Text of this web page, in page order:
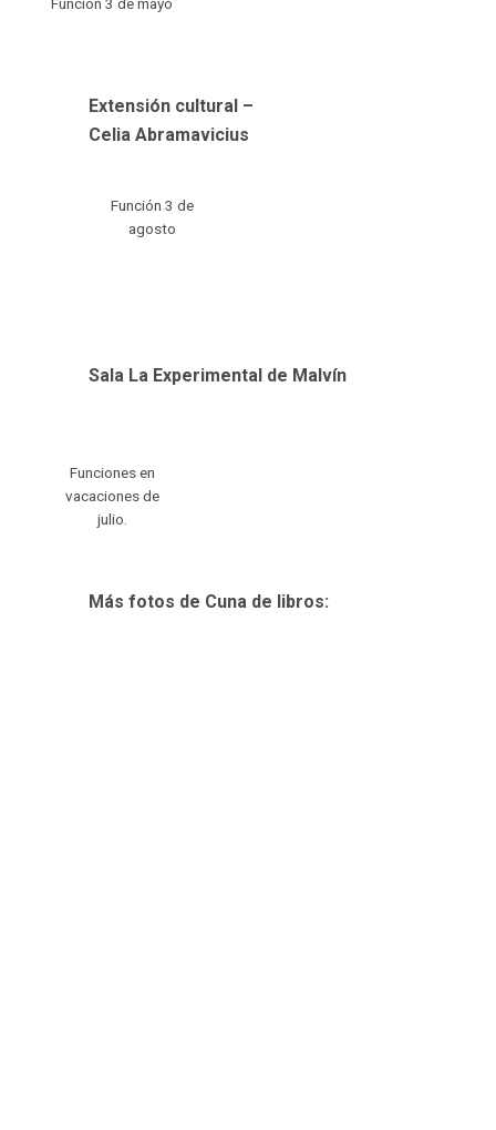
Extensión cultural –
Celia Abramavicius
Función 3 de
agosto
Sala La Experimental de Malvín
Funciones en
vacaciones de
julio.
Más fotos de Cuna de libros: